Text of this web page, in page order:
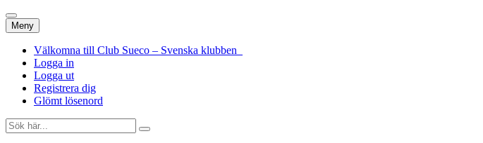
Meny Hoppa
till
innehåll
Välkomna till Club Sueco – Svenska klubben
Logga in
Logga ut
Registrera dig
Glömt lösenord
Sök
efter: